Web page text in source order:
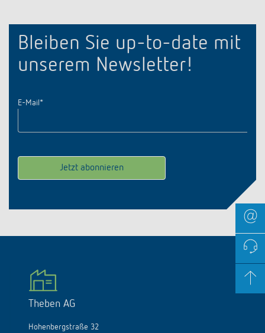
Bleiben Sie up-to-date mit
unserem Newsletter!
E-Mail *
Theben AG
Hohenbergstraße 32